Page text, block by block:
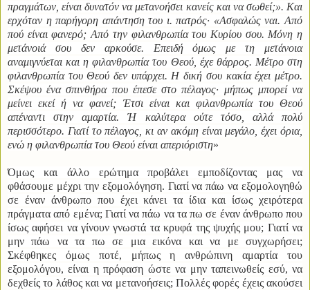
πραγμάτων, είναι δυνατόν να μετανοήσει κανείς και να σωθεί;». Και
ερχόταν η παρήγορη απάντηση του ι. πατρός· «Ασφαλώς ναι. Από
πού είναι φανερό; Από την φιλανθρωπία του Κυρίου σου. Μόνη η
μετάνοιά σου δεν αρκούσε. Επειδή όμως με τη μετάνοια
αναμιγνύεται και η φιλανθρωπία του Θεού, έχε θάρρος. Μέτρο στη
φιλανθρωπία του Θεού δεν υπάρχει. Η δική σου κακία έχει μέτρο.
Σκέψου ένα σπινθήρα που έπεσε στο πέλαγος· μήπως μπορεί να
μείνει εκεί ή να φανεί; Έτσι είναι και φιλανθρωπία του Θεού
απέναντι στην αμαρτία. Ή καλύτερα ούτε τόσο, αλλά πολύ
περισσότερο. Γιατί το πέλαγος, κι αν ακόμη είναι μεγάλο, έχει όρια,
ενώ η φιλανθρωπία του Θεού είναι απεριόριστη»
Όμως και άλλο ερώτημα προβάλει εμποδίζοντας μας να
φθάσουμε μέχρι την εξομολόγηση. Γιατί να πάω να εξομολογηθώ
σε έναν άνθρωπο που έχει κάνει τα ίδια και ίσως χειρότερα
πράγματα από εμένα; Γιατί να πάω να τα πω σε έναν άνθρωπο που
ίσως αφήσει να γίνουν γνωστά τα κρυφά της ψυχής μου; Γιατί να
μην πάω να τα πω σε μια εικόνα και να με συγχωρήσει;
Σκέφθηκες όμως ποτέ, μήπως η ανθρώπινη αμαρτία του
εξομολόγου, είναι η πρόφαση ώστε να μην ταπεινωθείς εσύ, να
δεχθείς το λάθος και να μετανοήσεις; Πολλές φορές έχεις ακούσει